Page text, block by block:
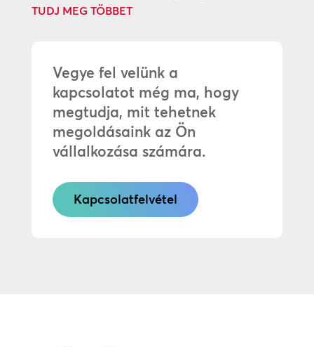
TUDJ MEG TÖBBET
Vegye fel velünk a
kapcsolatot még ma, hogy
megtudja, mit tehetnek
megoldásaink az Ön
vállalkozása számára.
Kapcsolatfelvétel